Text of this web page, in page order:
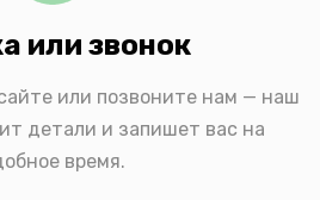
или звонок
или позвоните нам — наш
детали и запишет вас на
время.